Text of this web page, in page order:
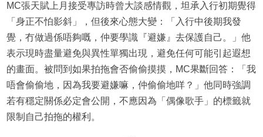
MC張天賦上月接受專訪時曾大談感情觀，坦承入行初期覺得
「身正不怕影斜」，但後來心態大變：「入行中後期我發
覺，冇做過係唔夠嘅，仲要學識『避嫌』去保護自己。」他
表示現時盡量避免與異性單獨出現，避免任何可能引起遐想
的畫面。被問到如果拍拖會否偷偷摸摸，MC果斷回答：「我
唔會偷偷地，因為我要避嫌嘛，仲偷偷地咩？」他同時強調
若有穩定關係必定會公開，不應因為「偶像歌手」的標籤就
限制自己拍拖的權利。